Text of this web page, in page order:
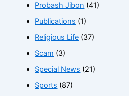
Probash Jibon (41)
Publications (1)
Religious Life (37)
Scam (3)
Special News (21)
Sports (87)